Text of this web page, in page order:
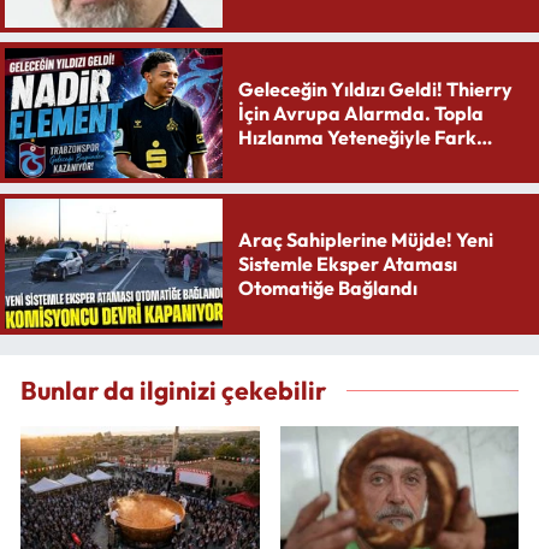
Geleceğin Yıldızı Geldi! Thierry
İçin Avrupa Alarmda. Topla
Hızlanma Yeteneğiyle Fark
Araç Sahiplerine Müjde! Yeni
Sistemle Eksper Ataması
Otomatiğe Bağlandı
Bunlar da ilginizi çekebilir